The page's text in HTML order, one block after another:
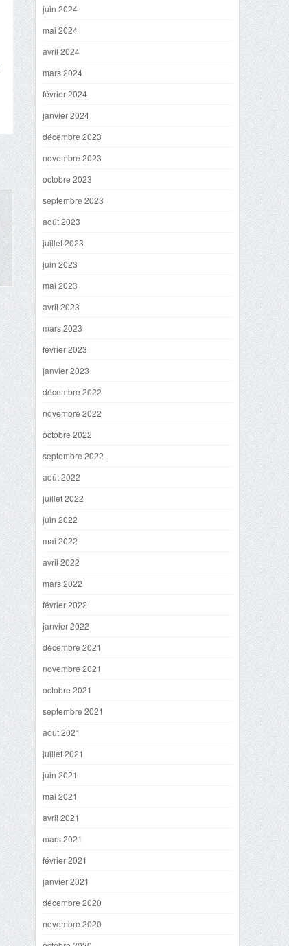
juin 2024
mai 2024
avril 2024
mars 2024
février 2024
janvier 2024
décembre 2023
novembre 2023
octobre 2023
septembre 2023
août 2023
juillet 2023
juin 2023
mai 2023
avril 2023
mars 2023
février 2023
janvier 2023
décembre 2022
novembre 2022
octobre 2022
septembre 2022
août 2022
juillet 2022
juin 2022
mai 2022
avril 2022
mars 2022
février 2022
janvier 2022
décembre 2021
novembre 2021
octobre 2021
septembre 2021
août 2021
juillet 2021
juin 2021
mai 2021
avril 2021
mars 2021
février 2021
janvier 2021
décembre 2020
novembre 2020